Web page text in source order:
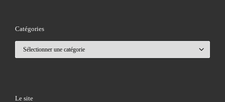
Catégories
Le site